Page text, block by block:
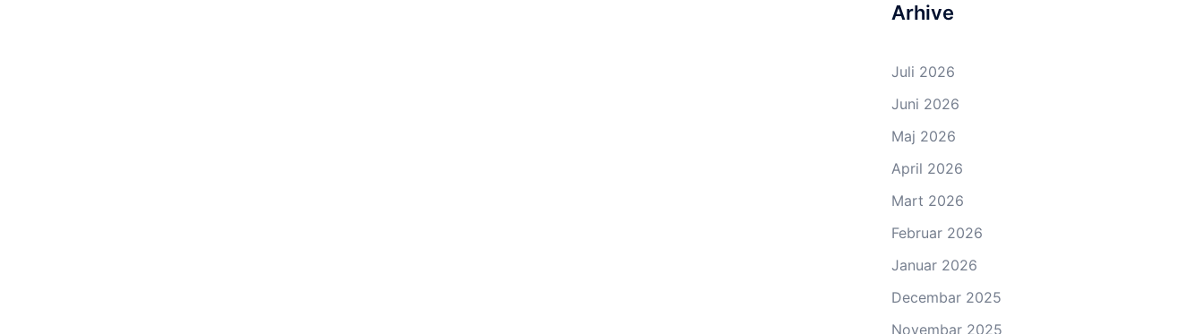
Arhive
Juli 2026
Juni 2026
Maj 2026
April 2026
Mart 2026
Februar 2026
Januar 2026
Decembar 2025
Novembar 2025